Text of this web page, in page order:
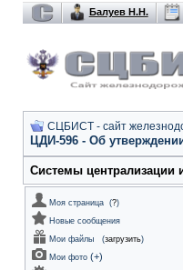
Балуев Н.Н.
СЦБИСТ - сайт
ЦДИ-596 - Об
Системы централизации
Моя страница (?)
Новые сообщения
Мои файлы
(загрузить)
Мои фото (+)